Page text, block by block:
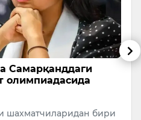
Самарқанддаги
олимпиадасида
шахматчиларидан бири